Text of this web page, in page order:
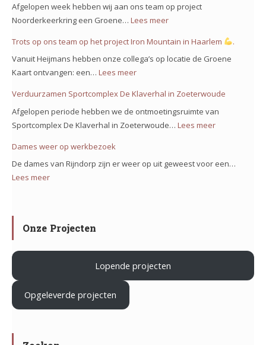
voortgang
bij
de
Bolstoren
Nieuw
Afgelopen week hebben wij aan ons team op project
Noorderkeerkring een Groene… Lees meer:
voor
Noorderkeerkring!
Trots op ons team op het project Iron Mountain in Haarlem
.
Vanuit Heijmans hebben onze collega’s op locatie de Groene
Kaart ontvangen: een… Lees meer:
ons
team
het
.
Verduurzamen Sportcomplex De Klaverhal in Zoeterwoude
Afgelopen periode hebben we de ontmoetingsruimte van
Sportcomplex De Klaverhal in Zoeterwoude… Lees meer:
De
Dames weer op werkbezoek
De dames van Rijndorp zijn er weer op uit geweest voor een…
Lees meer:
op
werkbezoek
Onze Projecten
Lopende projecten
Opgeleverde projecten